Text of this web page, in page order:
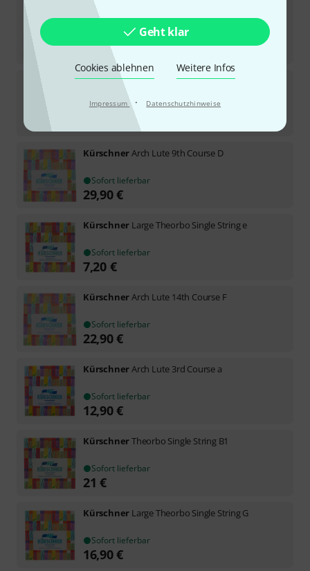
Geht klar
Cookies ablehnen Weitere Infos
Impressum · Datenschutzhinweise
Kürschner
Sofort lieferbar
22,90€
KürschnerLarge Theorbo Single String A
Sofort lieferbar
KürschnerArch Lute 9th Course D
Sofort lieferbar
29,90€
Kürschner Large Theorbo Single String e
Sofort lieferbar
7,20 €
KürschnerArch Lute 14th Course F
Sofort lieferbar
22,90€
KürschnerArch Lute 3rd Course a
Sofort lieferbar
12,90€
KürschnerTheorbo Single String B1
Sofort lieferbar
21 €
Kürschner Large Theorbo Single String G
Sofort lieferbar
16,90€